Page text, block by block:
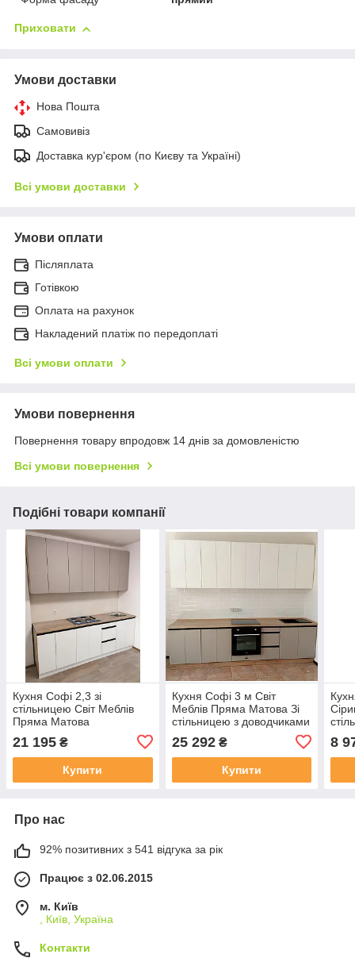
Приховати
Умови доставки
Нова Пошта
Самовивіз
Доставка кур'єром (по Києву та Україні)
Всі умови доставки
Умови оплати
Післяплата
Готівкою
Оплата на рахунок
Накладений платіж по передоплаті
Всі умови оплати
Умови повернення
Повернення товару впродовж 14 днів за домовленістю
Всі умови повернення
Подібні товари компанії
Кухня Софі 2,3 зі
стільницею Світ Меблів
Пряма Матова
21 195 ₴
Купити
Кухня Софі 3 м Світ
Меблів Пряма Матова Зі
стільницею з доводчиками
25 292₴
Купити
8
Про нас
92% позитивних з 541 відгука за рік
Працює з 02.06.2015
м. Київ
, Київ, Україна
Контакти